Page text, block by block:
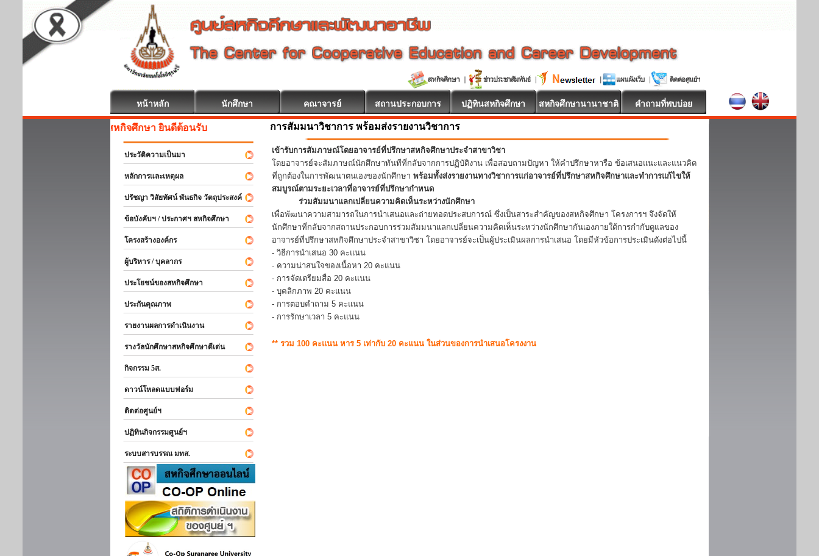
หน้าหลัก นักศึกษา คณาจารย์ สถานประกอบการ ปฏิทินสหกิจศึกษา สหกิจศึกษานานาชาติ คำถามที่พบบ่อย
สหกิจศึกษา ยินดีต้อนรับ
ประวัติความเป็นมา
หลักการและเหตุผล
ปรัชญา วิสัยทัศน์ พันธกิจ วัตถุประสงค์
ข้อบังคับฯ / ประกาศฯ สหกิจศึกษา
โครงสร้างองค์กร
ผู้บริหาร / บุคลากร
ประโยชน์ของสหกิจศึกษา
ประกันคุณภาพ
รายงานผลการดำเนินงาน
รางวัลนักศึกษาสหกิจศึกษาดีเด่น
กิจกรรม 5ส.
ดาวน์โหลดแบบฟอร์ม
ติดต่อศูนย์ฯ
ปฏิทินกิจกรรมศูนย์ฯ
ระบบสารบรรณ มทส.
การสัมมนาวิชาการ พร้อมส่งรายงานวิชาการ
เข้ารับการสัมภาษณ์โดยอาจารย์ที่ปรึกษาสหกิจศึกษาประจำสาขาวิชา
โดยอาจารย์จะสัมภาษณ์นักศึกษาทันทีที่กลับจากการปฏิบัติงาน เพื่อสอบถามปัญหา ให้คำปรึกษาหารือ ข้อเสนอแนะและแนวคิด
ที่ถูกต้องในการพัฒนาตนเองของนักศึกษา พร้อมทั้งส่งรายงานทางวิชาการแก่อาจารย์ที่ปรึกษาสหกิจศึกษาและทำการแก้ไขให้
สมบูรณ์ตามระยะเวลาที่อาจารย์ที่ปรึกษากำหนด
ร่วมสัมมนาแลกเปลี่ยนความคิดเห็นระหว่างนักศึกษา
เพื่อพัฒนาความสามารถในการนำเสนอและถ่ายทอดประสบการณ์ ซึ่งเป็นสาระสำคัญของสหกิจศึกษา โครงการฯ จึงจัดให้
นักศึกษาที่กลับจากสถานประกอบการร่วมสัมมนาแลกเปลี่ยนความคิดเห็นระหว่างนักศึกษากันเองภายใต้การกำกับดูแลของ
อาจารย์ที่ปรึกษาสหกิจศึกษาประจำสาขาวิชา โดยอาจารย์จะเป็นผู้ประเมินผลการนำเสนอ โดยมีหัวข้อการประเมินดังต่อไปนี้
- วิธีการนำเสนอ 30 คะแนน
- ความน่าสนใจของเนื้อหา 20 คะแนน
- การจัดเตรียมสื่อ 20 คะแนน
- บุคลิกภาพ 20 คะแนน
- การตอบคำถาม 5 คะแนน
- การรักษาเวลา 5 คะแนน
** รวม 100 คะแนน หาร 5 เท่ากับ 20 คะแนน ในส่วนของการนำเสนอโครงงาน